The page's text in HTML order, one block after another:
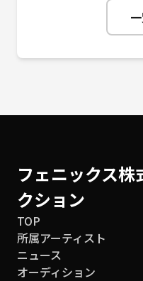
フェニックス
クション
TOP
所属アーティスト
ニュース
オーディション